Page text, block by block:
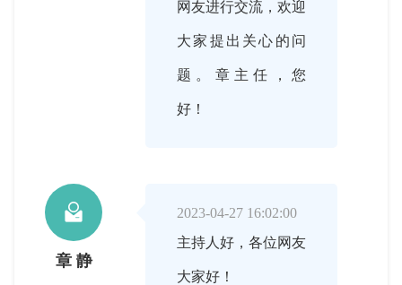
网友进行交流，欢迎
大家提出关心的问
题。章主任，您
好！

章 静
2023-04-27 16:02:00
主持人好，各位网友
大家好！